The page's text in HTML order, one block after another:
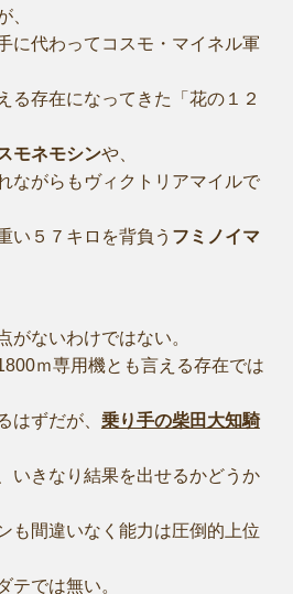
、
に代わってコスモ・マイネル軍
る存在になってきた「花の１２
モネモシンや、
ながらもヴィクトリアマイルで
い５７キロを背負う フミノイマ
がないわけではない。
ｍ専用機とも言える存在では
はずだが、 乗り手の柴田大知騎
いきなり結果を出せるかどうか
も間違いなく能力は圧倒的上位
テでは無い。